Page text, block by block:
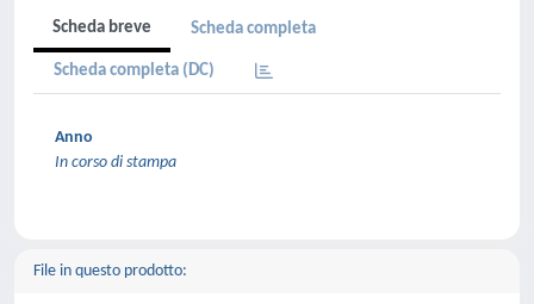
Scheda breve Scheda completa
Scheda completa (DC)
Anno
In corso di stampa
File in questo prodotto: